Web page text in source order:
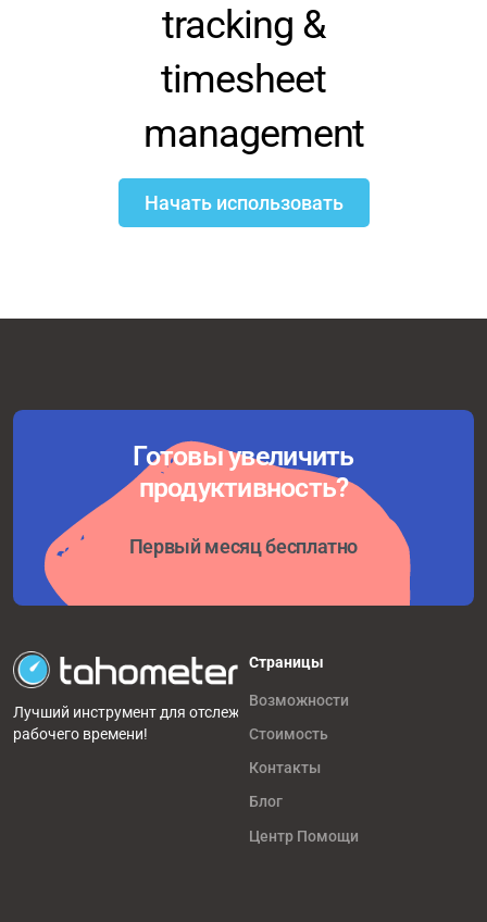
tracking &
timesheet
management
Начать использовать
Готовы увеличить
продуктивность?
Первый месяц бесплатно
Лучший инструмент для отслеживания
рабочего времени!
Страницы
Возможности
Стоимость
Контакты
Блог
Центр Помощи